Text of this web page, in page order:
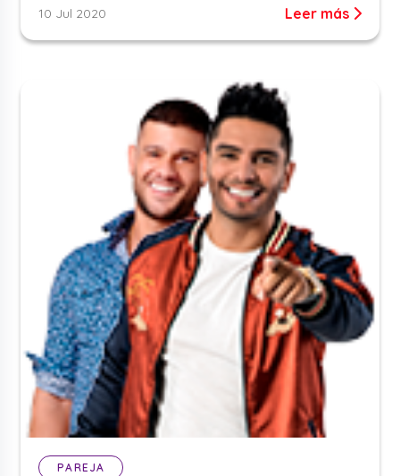
10 Jul 2020 Leer más
PAREJA